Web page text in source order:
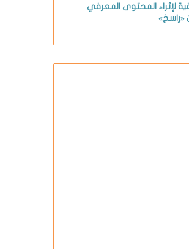
لإثراء المحتوى المعرفي